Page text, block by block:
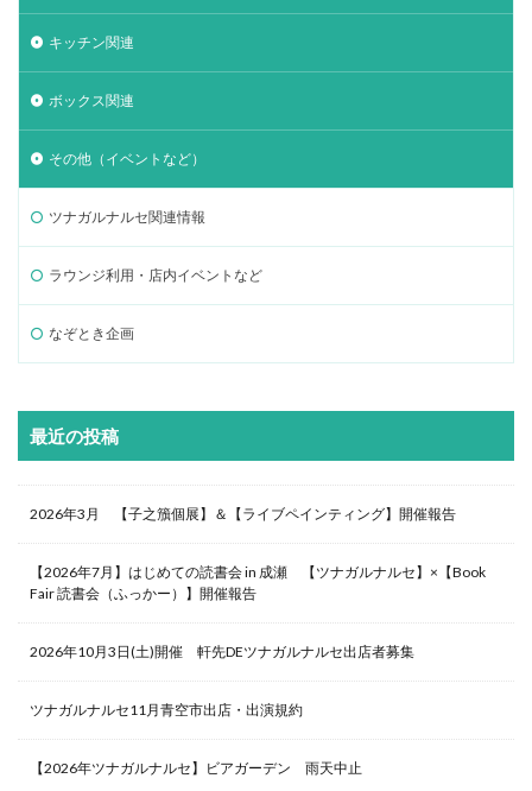
キッチン関連
ボックス関連
その他（イベントなど）
ツナガルナルセ関連情報
ラウンジ利用・店内イベントなど
なぞとき企画
最近の投稿
2026年3月 【子之籏個展】＆【ライブペインティング】開催報告
【2026年7月】はじめての読書会 in 成瀬 【ツナガルナルセ】×【Book
Fair 読書会（ふっかー）】開催報告
2026年10月3日(土)開催 軒先DEツナガルナルセ出店者募集
ツナガルナルセ11月青空市出店・出演規約
【2026年ツナガルナルセ】ビアガーデン 雨天中止